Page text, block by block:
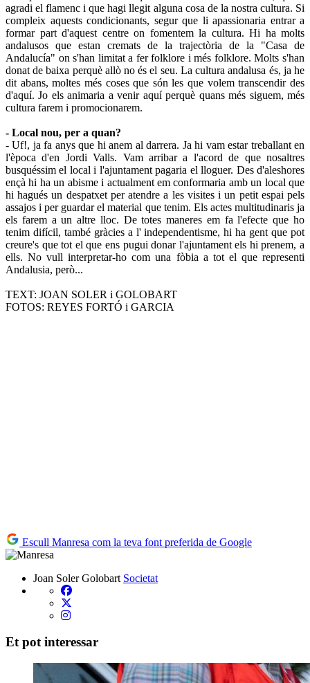
agradi el flamenc i que hagi llegit alguna cosa de la nostra cultura. Si
compleix aquests condicionants, segur que li apassionaria entrar a
formar part d'aquest centre on fomentem la cultura. Hi ha molts
andalusos que estan cremats de la trajectòria de la "Casa de
Andalucía" on s'han limitat a fer folklore i més folklore. Molts s'han
donat de baixa perquè allò no és el seu. La cultura andalusa és, ja he
dit abans, moltes més coses que són les que volem transcendir des
d'aquí. Jo els animaria a venir aquí perquè quans més siguem, més
cultura farem i promocionarem.
- Local nou, per a quan?
- Uf!, ja fa anys que hi anem al darrera. Ja hi vam estar treballant en
l'època d'en Jordi Valls. Vam arribar a l'acord de que nosaltres
busquéssim el local i l'ajuntament pagaria el lloguer. Des d'aleshores
ençà hi ha un abisme i actualment em conformaria amb un local que
hi hagués un despatxet per atendre a les visites i un petit espai pels
assajos i per guardar el material que tenim. Els actes multitudinaris ja
els farem a un altre lloc. De totes maneres em fa l'efecte que ho
tenim difícil, també gràcies a l' independentisme, hi ha gent que pot
creure's que tot el que ens pugui donar l'ajuntament els hi prenem, a
ells. No vull interpretar-ho com una fòbia a tot el que representi
Andalusia, però...
TEXT: JOAN SOLER i GOLOBART
FOTOS: REYES FORTÓ i GARCIA
Escull Manresa com la teva font preferida de Google
Joan Soler Golobart Societat
Et pot interessar